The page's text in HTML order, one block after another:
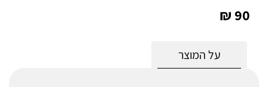
90 ₪
על המוצר